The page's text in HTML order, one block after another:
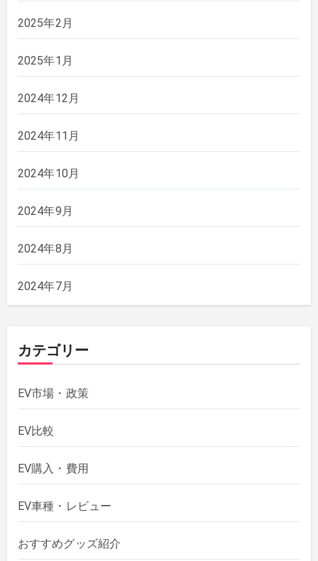
2025年2月
2025年1月
2024年12月
2024年11月
2024年10月
2024年9月
2024年8月
2024年7月
カテゴリー
EV市場・政策
EV比較
EV購入・費用
EV車種・レビュー
おすすめグッズ紹介